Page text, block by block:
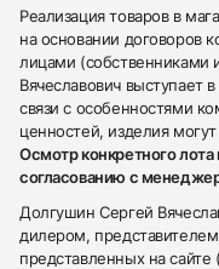
Реализация товаров в
на основании договоров
лицами
Вячеславович выступает
связи с особенностями
ценностей, изделия
Осмотр конкретного
согласованию с
Долгушин Сергей
дилером,
представленных на сайте